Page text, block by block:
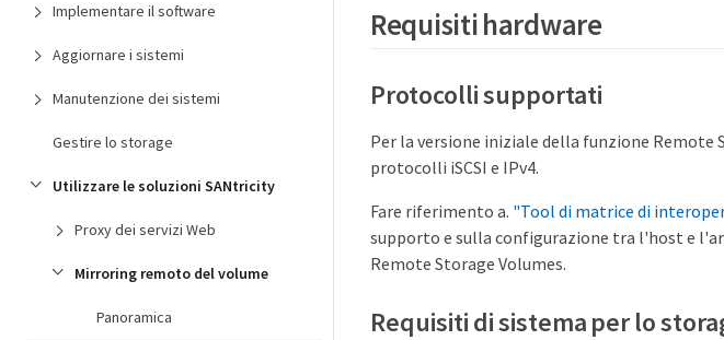
Implementare il software
Aggiornare i sistemi
Manutenzione dei sistemi
Gestire lo storage
Utilizzare le soluzioni SANtricity
Proxy dei servizi Web
Mirroring remoto del volume
Panoramica
Requisiti hardware
Protocolli supportati
Per la versione iniziale della funzione
protocolli iSCSI e IPv4.
Fare riferimento a. "Tool di matrice di
supporto e sulla configurazione tra l'host e
Remote Storage Volumes.
Requisiti di sistema per lo